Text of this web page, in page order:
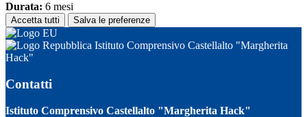
Durata: 6 mesi
Accetta tutti Salva le preferenze
Istituto Comprensivo Castellalto "Margherita
Hack"
Contatti
Istituto Comprensivo Castellalto "Margherita Hack"